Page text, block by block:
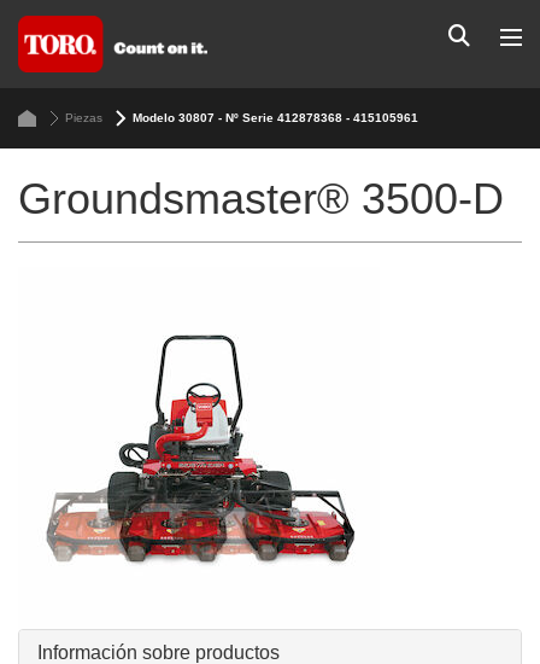
Piezas Modelo 30807 - Nº Serie 412878368 - 415105961
Groundsmaster® 3500-D
Información sobre productos